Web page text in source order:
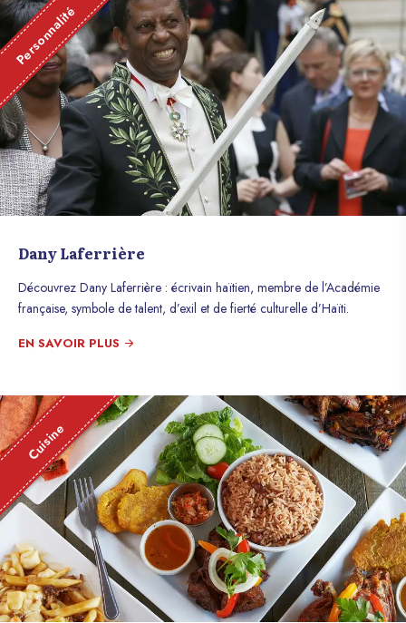
Personnalité
Dany Laferrière
Découvrez Dany Laferrière : écrivain haïtien, membre de l’Académie
française, symbole de talent, d’exil et de fierté culturelle d’Haïti.
EN SAVOIR PLUS
Cuisine